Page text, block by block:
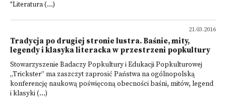
"Literatura (...)
21.03.2016
Tradycja po drugiej stronie lustra. Baśnie, mity,
legendy i klasyka literacka w przestrzeni popkultury
Stowarzyszenie Badaczy Popkultury i Edukacji Popkulturowej
„Trickster” ma zaszczyt zaprosić Państwa na ogólnopolską
konferencję naukową poświęconą obecności baśni, mitów, legend
i klasyki (...)